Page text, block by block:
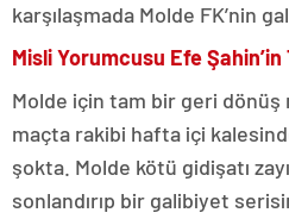
karşılaşmada Molde FK’nin
Misli Yorumcusu Efe
Molde için tam bir geri dönüş
maçta rakibi hafta içi
şokta. Molde kötü gidişatı
sonlandırıp bir galibiyet